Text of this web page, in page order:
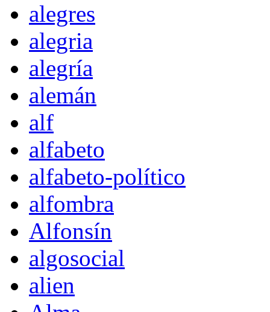
alegres
alegria
alegría
alemán
alf
alfabeto
alfabeto-político
alfombra
Alfonsín
algosocial
alien